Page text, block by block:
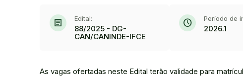
article Edital:
88/2025 - DG-
CAN/CANINDE-IFCE
schedule Período de
2026.1
As vagas ofertadas neste Edital terão validade para